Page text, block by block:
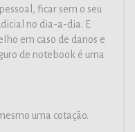
ficar sem o seu
no dia-a-dia. E
em caso de danos e
de notebook é uma
uma cotação.